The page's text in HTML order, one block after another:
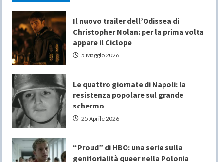
Il nuovo trailer dell’Odissea di
Christopher Nolan: per la prima volta
appare il Ciclope
5 Maggio 2026
Le quattro giornate di Napoli: la
resistenza popolare sul grande
schermo
25 Aprile 2026
“Proud” di HBO: una serie sulla
genitorialità queer nella Polonia